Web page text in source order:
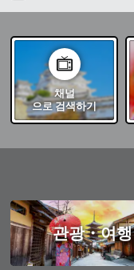
채널
으로 검색하기
관광・여행